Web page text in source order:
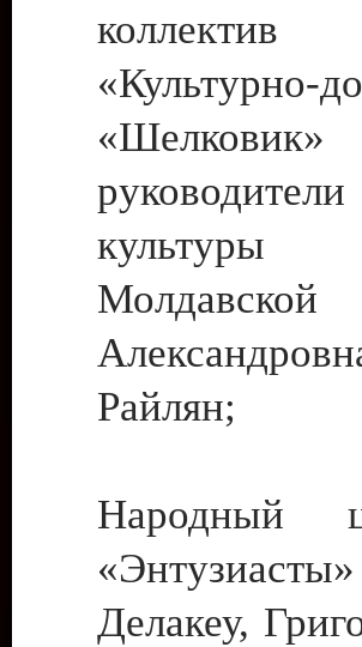
культуры
Райлян;
Народный
Делакеу,